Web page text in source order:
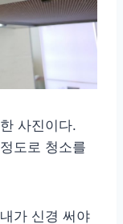
사진이다.
도로 청소를
가 신경 써야